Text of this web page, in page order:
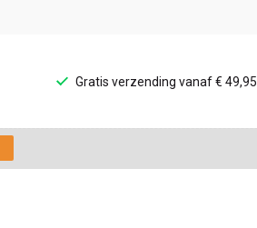
Gratis verzending vanaf € 49,95